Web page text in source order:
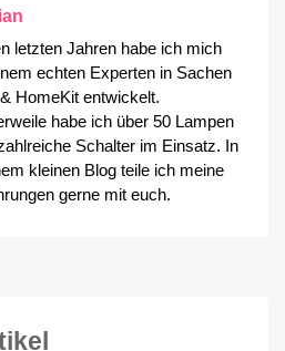
letzten Jahren habe ich mich
echten Experten in Sachen
HomeKit entwickelt.
habe ich über 50 Lampen
Schalter im Einsatz. In
kleinen Blog teile ich meine
gerne mit euch.